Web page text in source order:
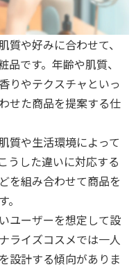
や好みに合わせて、
です。年齢や肌質、
りやテクスチャといっ
せた商品を提案する仕
質や生活環境によって
うした違いに対応する
を組み合わせて商品を
ユーザーを想定して設
ライズコスメでは一人
設計する傾向がありま